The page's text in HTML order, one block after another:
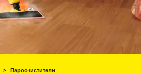
Пароочистители